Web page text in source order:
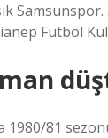
Futbol
1980/81